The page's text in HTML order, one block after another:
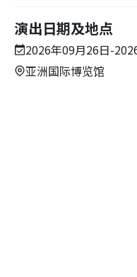
演出日期及地点
2026年09月26日-
亚洲国际博览馆